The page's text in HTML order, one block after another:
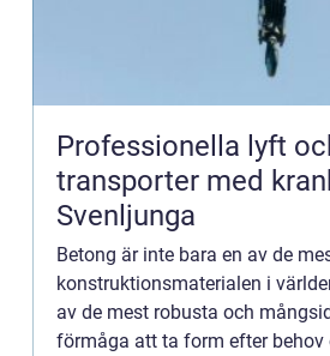
Professionella lyft
transporter med
Svenljunga
Betong är inte bara en av de
konstruktionsmaterialen i
av de mest robusta och
förmåga att ta form efter behov